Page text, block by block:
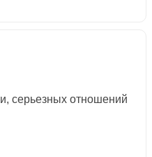
cерьезных отношений